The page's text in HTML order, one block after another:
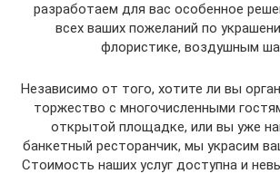
разработаем для вас особенное
всех ваших пожеланий по
флористике, воздушным
Независимо от того, хотите ли вы
торжество с многочисленными
открытой площадке, или вы уже
банкетный ресторанчик, мы украсим
Стоимость наших услуг доступна и